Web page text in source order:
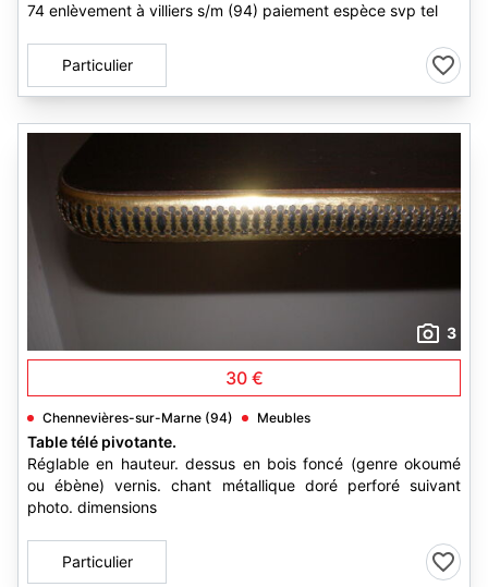
74 enlèvement à villiers s/m (94) paiement espèce svp tel
Particulier
3
30 €
Chennevières-sur-Marne (94) Meubles
Table télé pivotante.
Réglable en hauteur. dessus en bois foncé (genre okoumé
ou ébène) vernis. chant métallique doré perforé suivant
photo. dimensions
Particulier